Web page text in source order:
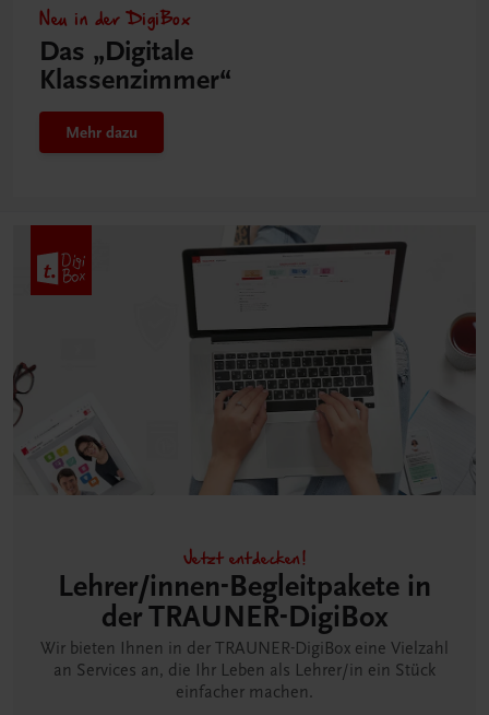
Neu in der DigiBox
Das „Digitale
Klassenzimmer“
Mehr dazu
Jetzt entdecken!
Lehrer/innen-Begleitpakete in
der TRAUNER-DigiBox
Wir bieten Ihnen in der TRAUNER-DigiBox eine Vielzahl
an Services an, die Ihr Leben als Lehrer/in ein Stück
einfacher machen.